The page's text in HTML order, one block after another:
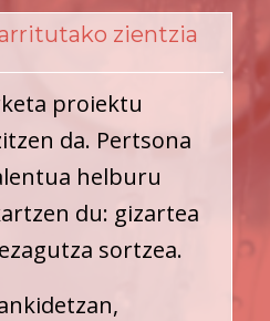
zientzia
proiektu
da. Pertsona
helburu
du: gizartea
sortzea.